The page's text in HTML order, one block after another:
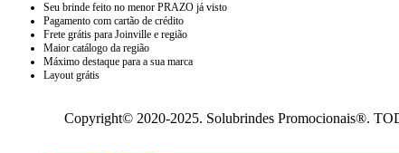
Seu brinde feito no menor PRAZO já visto
Pagamento com cartão de crédito
Frete grátis para Joinville e região
Maior catálogo da região
Máximo destaque para a sua marca
Layout grátis
Copyright© 2020-2025. Solubrindes Promocionais®.